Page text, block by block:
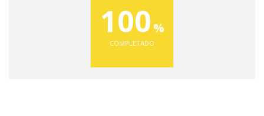
100
COMPLETADO